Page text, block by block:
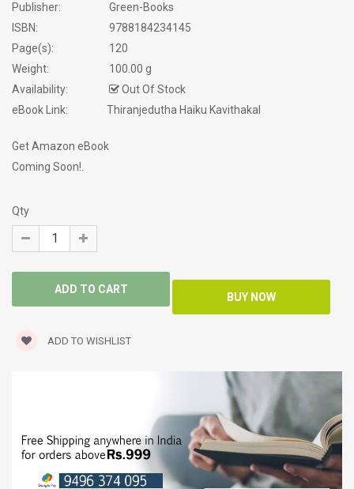
Publisher:
Green-Books
ISBN:
9788184234145
Page(s):
120
Weight:
100.00 g
Availability:
Out Of Stock
eBook Link:
Thiranjedutha Haiku Kavithakal
Get Amazon eBook
Coming Soon!.
Qty
ADD TO WISHLIST